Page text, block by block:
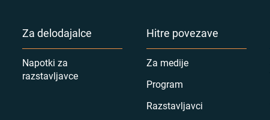
Za delodajalce
Napotki za
razstavljavce
Hitre povezave
Za medije
Program
Razstavljavci